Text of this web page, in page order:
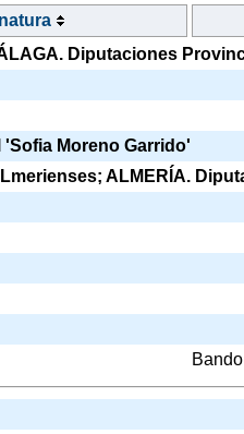
Diputaciones
Moreno Garrido'
ALMERÍA.